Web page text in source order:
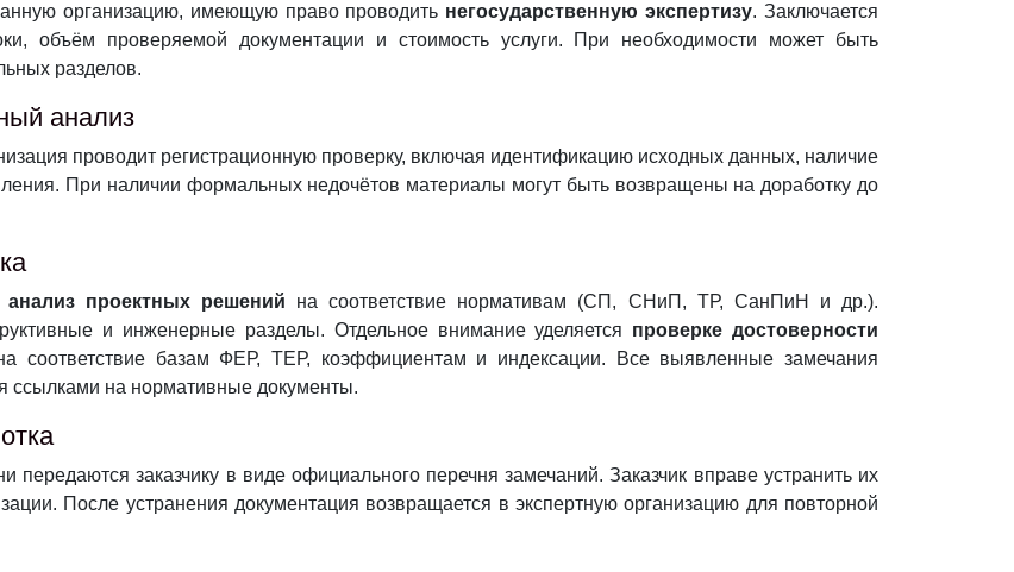
организацию, имеющую право проводить негосударственную экспертизу. Заключается
объём проверяемой документации и стоимость услуги. При необходимости может быть
разделов.
анализ
проводит регистрационную проверку, включая идентификацию исходных данных, наличие
При наличии формальных недочётов материалы могут быть возвращены на доработку до
анализ проектных решений на соответствие нормативам (СП, СНиП, ТР, СанПиН и др.).
и инженерные разделы. Отдельное внимание уделяется проверке достоверности
соответствие базам ФЕР, ТЕР, коэффициентам и индексации. Все выявленные замечания
ссылками на нормативные документы.
заказчику в виде официального перечня замечаний. Заказчик вправе устранить их
После устранения документация возвращается в экспертную организацию для повторной